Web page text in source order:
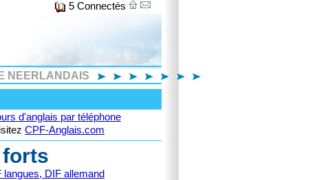
5 Connectés
NEERLANDAIS
d'anglais par téléphone
CPF-Anglais.com
forts
langues, DIF allemand